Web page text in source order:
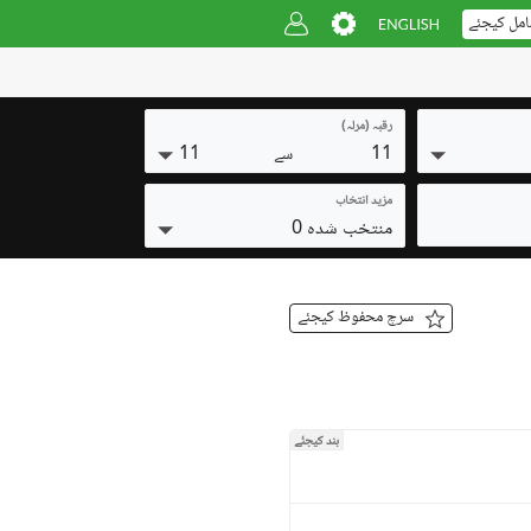
کیجئے
رقبہ (مرلہ)
11 سے 11
مزید انتخاب
منتخب شدہ 0
سرچ محفوظ کیجئے
بند کیجئے